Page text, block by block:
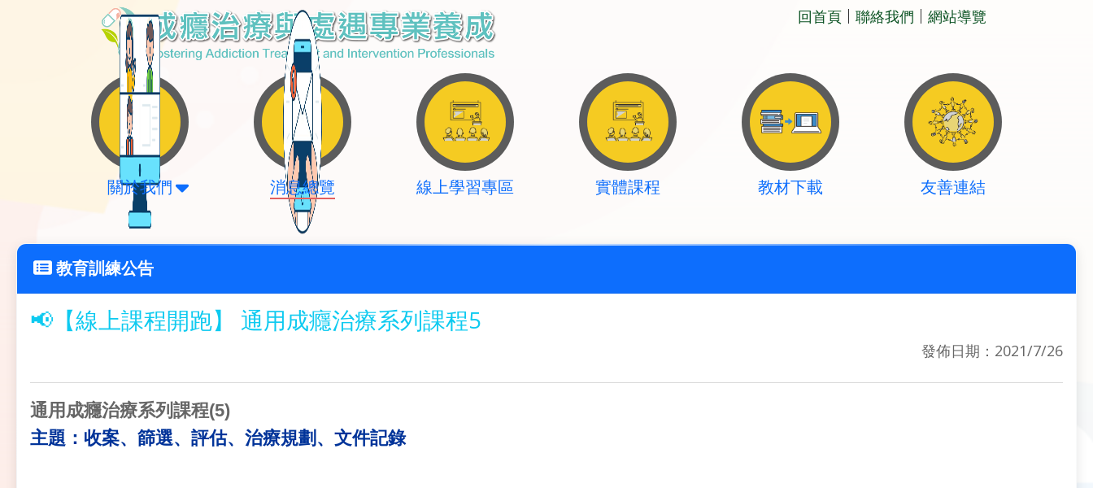
回首頁 聯絡我們 網站導覽
關於我們 消息總覽 線上學習專區 實體課程 教材下載 友善連結
教育訓練公告
📢【線上課程開跑】 通用成癮治療系列課程5
發佈日期：2021/7/26
通用成癮治療系列課程(5)
主題： 收案、篩選、評估、治療規劃、文件記錄